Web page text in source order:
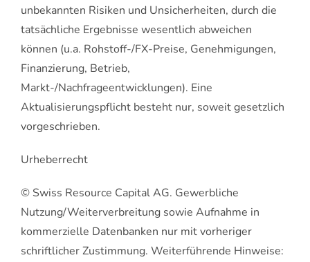
unbekannten Risiken und Unsicherheiten, durch die
tatsächliche Ergebnisse wesentlich abweichen
können (u.a. Rohstoff-/FX-Preise, Genehmigungen,
Finanzierung, Betrieb,
Markt-/Nachfrageentwicklungen). Eine
Aktualisierungspflicht besteht nur, soweit gesetzlich
vorgeschrieben.
Urheberrecht
© Swiss Resource Capital AG. Gewerbliche
Nutzung/Weiterverbreitung sowie Aufnahme in
kommerzielle Datenbanken nur mit vorheriger
schriftlicher Zustimmung. Weiterführende Hinweise: